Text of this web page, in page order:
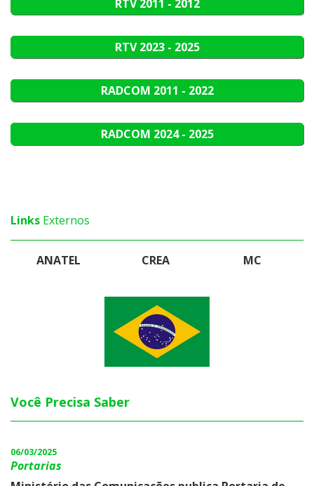
RTV2011 - 2012
RTV2023 - 2025
RADCOM 2011 - 2022
RADCOM 2024 - 2025
Links Externos
ANATEL CREA MC
Você Precisa Saber
06/03/2025
Portarias